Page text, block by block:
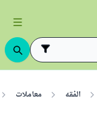
الفقه معاملات